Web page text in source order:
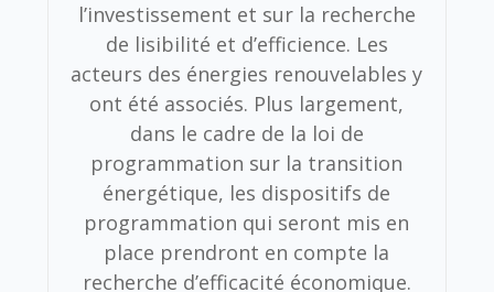
l’investissement et sur la recherche
de lisibilité et d’efficience. Les
acteurs des énergies renouvelables y
ont été associés. Plus largement,
dans le cadre de la loi de
programmation sur la transition
énergétique, les dispositifs de
programmation qui seront mis en
place prendront en compte la
recherche d’efficacité économique.